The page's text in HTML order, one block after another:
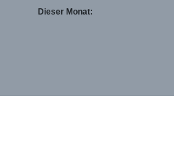
Dieser Monat: